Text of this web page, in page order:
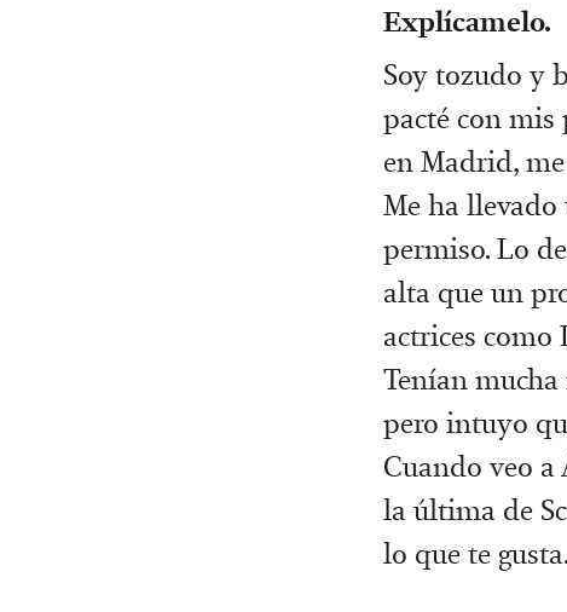
Explícamelo.
Soy tozudo y
pacté con mis
en Madrid,
Me ha
permiso. Lo
alta que un
actrices como
Tenían
pero intuyo
Cuando veo a
la última de
lo que te